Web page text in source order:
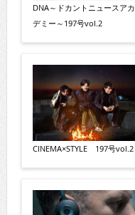
DNA～ドカントニュースアカ
デミー～197号vol.2
CINEMA×STYLE 197号vol.2